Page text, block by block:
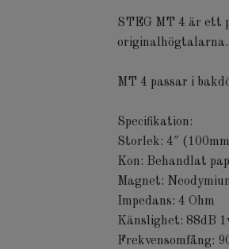
STEG MT 4 är ett
originalhögtalarna.
MT 4 passar i
Specifikation:
Storlek: 4″
Kon: Behandlat
Magnet:
Impedans: 4 Ohm
Känslighet: 88dB
Frekvensomfång: